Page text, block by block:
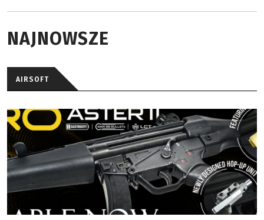
NAJNOWSZE
AIRSOFT